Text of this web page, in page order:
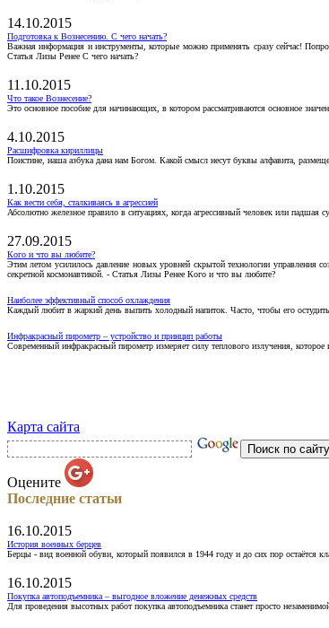
14.10.2015
Подготовка к Вознесению. С чего начать?
Важная информация и инструменты, которые можно применять сразу сейчас!
Статья Лизы Ренее С чего начать?
11.10.2015
Что такое Вознесение?
Это основное пособие для начинающих, в котором рассматриваются основное
4.10.2015
Расшифровка кириллицы
Поистине, наша азбука дана нам Богом. Какой смысл несут буквы алфавита,
1.10.2015
Как вести себя, сталкиваясь в агрессией
Абсолютно железное правило в ситуациях, когда агрессивный человек или падшая
27.09.2015
Кого и что вы любите?
Этим летом усилилось давление новых уровней скрытой технологии управления
секретной космонавтикой. - Статья Лизы Ренее Кого и что вы любите?
Наиболее эффективный способ охлаждения
Каждый любит в жаркий день выпить холодный напиток. Часто, чтобы его
Инфракрасный пирометр – устройство и принцип работы
Современный инфракрасный пирометр измеряет силу теплового излучения,
Карта сайта
Оцените
Последние статьи
16.10.2015
История военных берцев
Берцы - вид военной обуви, который появился в 1944 году и до сих пор остаётся
16.10.2015
Покупка автоподъемника – выгодное вложение денежных средств
Для проведения высотных работ покупка автоподъемника станет просто